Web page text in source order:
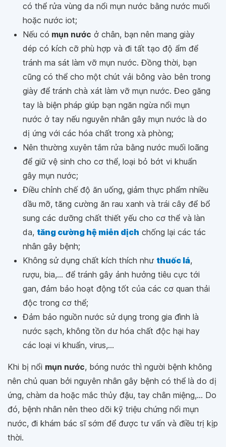
có thể rửa vùng da nổi mụn nước bằng nước muối
hoặc nước iot;
Nếu có mụn nước ở chân, bạn nên mang giày
dép có kích cỡ phù hợp và đi tất tạo độ ẩm để
tránh ma sát làm vỡ mụn nước. Đồng thời, bạn
cũng có thể cho một chút vải bông vào bên trong
giày để tránh chà xát làm vỡ mụn nước. Đeo găng
tay là biện pháp giúp bạn ngăn ngừa nổi mụn
nước ở tay nếu nguyên nhân gây mụn nước là do
dị ứng với các hóa chất trong xà phòng;
Nên thường xuyên tắm rửa bằng nước muối loãng
để giữ vệ sinh cho cơ thể, loại bỏ bớt vi khuẩn
gây mụn nước;
Điều chỉnh chế độ ăn uống, giảm thực phẩm nhiều
dầu mỡ, tăng cường ăn rau xanh và trái cây để bổ
sung các dưỡng chất thiết yếu cho cơ thể và làn
da, tăng cường hệ miễn dịch chống lại các tác
nhân gây bệnh;
Không sử dụng chất kích thích như thuốc lá,
rượu, bia,... để tránh gây ảnh hưởng tiêu cực tới
gan, đảm bảo hoạt động tốt của các cơ quan thải
độc trong cơ thể;
Đảm bảo nguồn nước sử dụng trong gia đình là
nước sạch, không tồn dư hóa chất độc hại hay
các loại vi khuẩn, virus,...
Khi bị nổi mụn nước, bóng nước thì người bệnh không
nên chủ quan bởi nguyên nhân gây bệnh có thể là do dị
ứng, chàm da hoặc mắc thủy đậu, tay chân miệng,... Do
đó, bệnh nhân nên theo dõi kỹ triệu chứng nổi mụn
nước, đi khám bác sĩ sớm để được tư vấn và điều trị kịp
thời.